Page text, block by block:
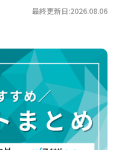
最終更新日:2026.08.06